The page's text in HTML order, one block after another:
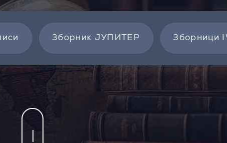
Зборник ЈУПИТЕР Зборници
|